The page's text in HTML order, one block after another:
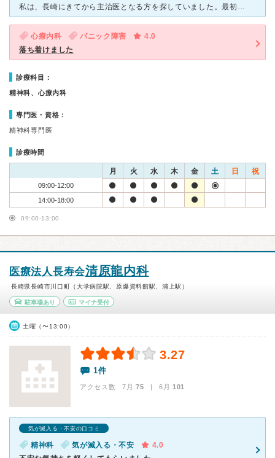
私は、長崎にきてから主治医となる方を探していました。最初に電話応対のつっけんどんさで心苦しくなるも、なんとか予約して受診。そらなっくすさんのように、私も根掘り葉掘り聞かれました。他の医療機関ではあんな
心療内科 パニック障害
4.0
落ち着けました
診療科目：
精神科、心療内科
専門医・資格：
精神科専門医
診療時間
月 火 水 木 金 土 日 祝
09:00-12:00
14:00-18:00
09:00-13:00
医療法人長寿会清原龍内科
長崎県長崎市川口町（大学病院駅、原爆資料館駅、浦上駅）
駐車場あり マイナ受付
土曜（〜13:00）
3.27
1件
アクセス数 7月:75 | 6月:101
気が滅入る・不安の口コミ
精神科 気が滅入る・不安
4.0